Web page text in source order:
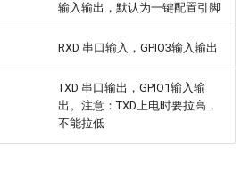
输入输出，默认为一键配置引脚
RXD 串口输入，GPIO3输入输出
TXD 串口输出，GPIO1输入输
出。注意：TXD上电时要拉高，
不能拉低